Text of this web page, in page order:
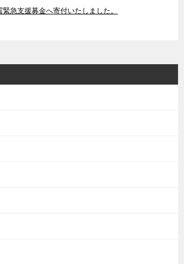
急支援募金へ寄付いたしました。